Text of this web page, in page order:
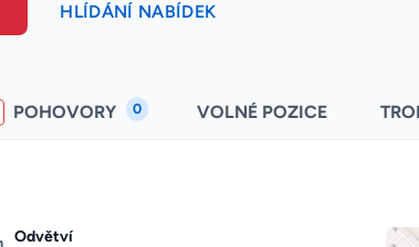
HLÍDÁNÍ NABÍDEK
POHOVORY 0 VOLNÉ POZICE
Odvětví